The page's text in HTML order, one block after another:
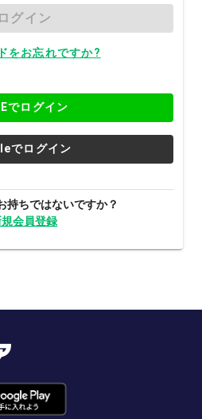
ログイン
をお忘れですか?
でログイン
でログイン
持ちではないですか？
規会員登録